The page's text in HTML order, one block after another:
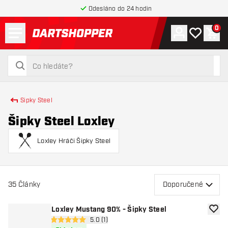
Odesláno do 24 hodin
Zpět na hlavní stránku
hledat
hledat
ÚčetMůj 0
Sipky Steel
Šipky Steel Loxley
Loxley Hráči Šipky Steel
35 Články Doporučené
Loxley Mustang 90% - Šipky Steel
otevřít panel recenzí
5 hodnoticí hvězdičky
5.0 (1)